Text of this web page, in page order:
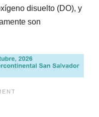
disuelto (DO), y
son